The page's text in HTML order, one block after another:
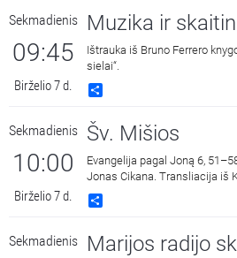
Sekmadienis
09:45
Birželio 7 d.
Muzika ir
Ištrauka iš Bruno Ferrero
sielai“.
Sekmadienis
10:00
Birželio 7 d.
Šv. Mišios
Evangelija pagal Joną 6,
Jonas Cikana. Transliacija iš
Išganytojo bažnyčios.
Sekmadienis Marijos radijo